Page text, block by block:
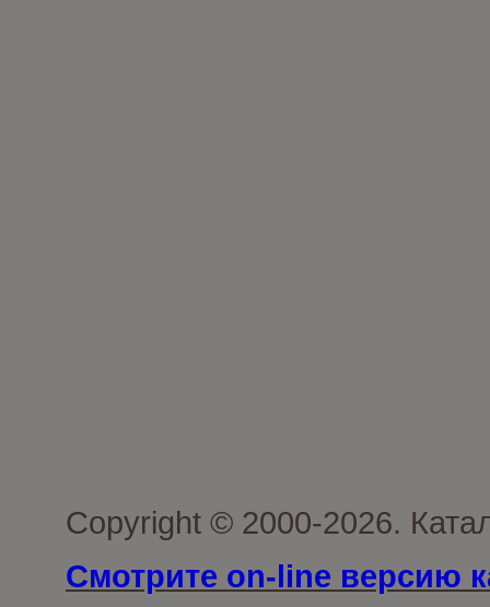
Copyright © 2000-2026.
Смотрите on-line версию